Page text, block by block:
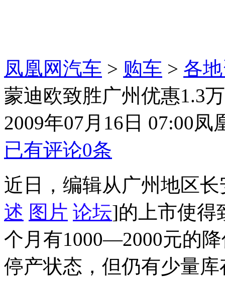
凤凰网汽车 > 购车 > 各
蒙迪欧致胜广州优惠1.3
2009年07月16日 07:00凤
已有评论0条
近日，编辑从广州地区长
述 图片 论坛]的上市使得
个月有1000—2000元的
停产状态，但仍有少量